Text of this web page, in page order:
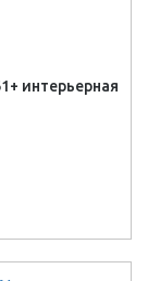
интерьерная